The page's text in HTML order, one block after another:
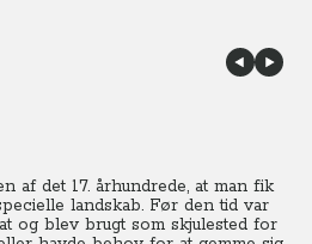
af det 17. århundrede, at man fik
landskab. Før den tid var
og blev brugt som skjulested for